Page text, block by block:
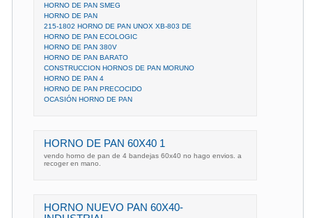
HORNO DE PAN SMEG
HORNO DE PAN
215-1802 HORNO DE PAN UNOX XB-803 DE
HORNO DE PAN ECOLOGIC
HORNO DE PAN 380V
HORNO DE PAN BARATO
CONSTRUCCION HORNOS DE PAN MORUNO
HORNO DE PAN 4
HORNO DE PAN PRECOCIDO
OCASIÓN HORNO DE PAN
HORNO DE PAN 60X40 1
vendo horno de pan de 4 bandejas 60x40 no hago envios. a
recoger en mano.
HORNO NUEVO PAN 60X40-